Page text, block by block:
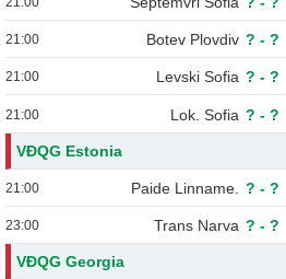
21:00 Botev Plovdiv ? -?
21:00 Levski Sofia ? -?
21:00 Lok. Sofia ? -?
VĐQG Estonia
21:00 Paide Linname. ? -?
23:00 Trans Narva ? -?
VĐQG Georgia